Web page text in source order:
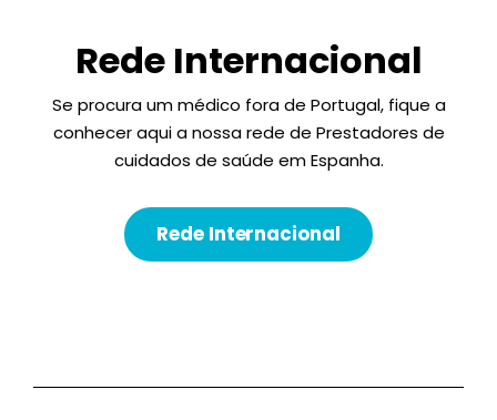
Rede Internacional
Se procura um médico fora de Portugal, fique a
conhecer aqui a nossa rede de Prestadores de
cuidados de saúde em Espanha.
Rede Internacional